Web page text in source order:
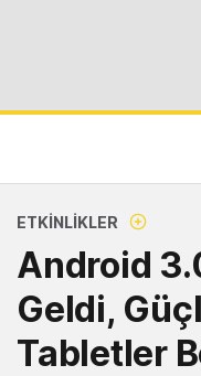
ETKINLIKLER
Android
Geldi,
Tabletler